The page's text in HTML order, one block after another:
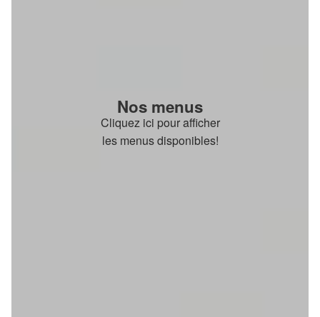
Nos menus
Cliquez ici pour afficher
les menus disponibles!